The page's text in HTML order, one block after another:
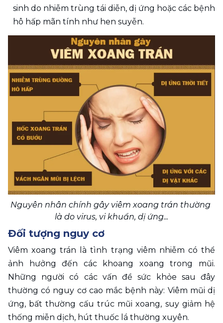
sinh do nhiễm trùng tái diễn, dị ứng hoặc các bệnh
hô hấp mãn tính như hen suyễn.
Nguyên nhân chính gây viêm xoang trán thường
là do virus, vi khuẩn, dị ứng...
Đối tượng nguy cơ
Viêm xoang trán là tình trạng viêm nhiễm có thể
ảnh hưởng đến các khoang xoang trong mũi.
Những người có các vấn đề sức khỏe sau đây
thường có nguy cơ cao mắc bệnh này: Viêm mũi dị
ứng, bất thường cấu trúc mũi xoang, suy giảm hệ
thống miễn dịch, hút thuốc lá thường xuyên.